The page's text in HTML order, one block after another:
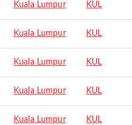
Kuala Lumpur KUL
Kuala Lumpur KUL
Kuala Lumpur KUL
Kuala Lumpur KUL
Kuala Lumpur KUL